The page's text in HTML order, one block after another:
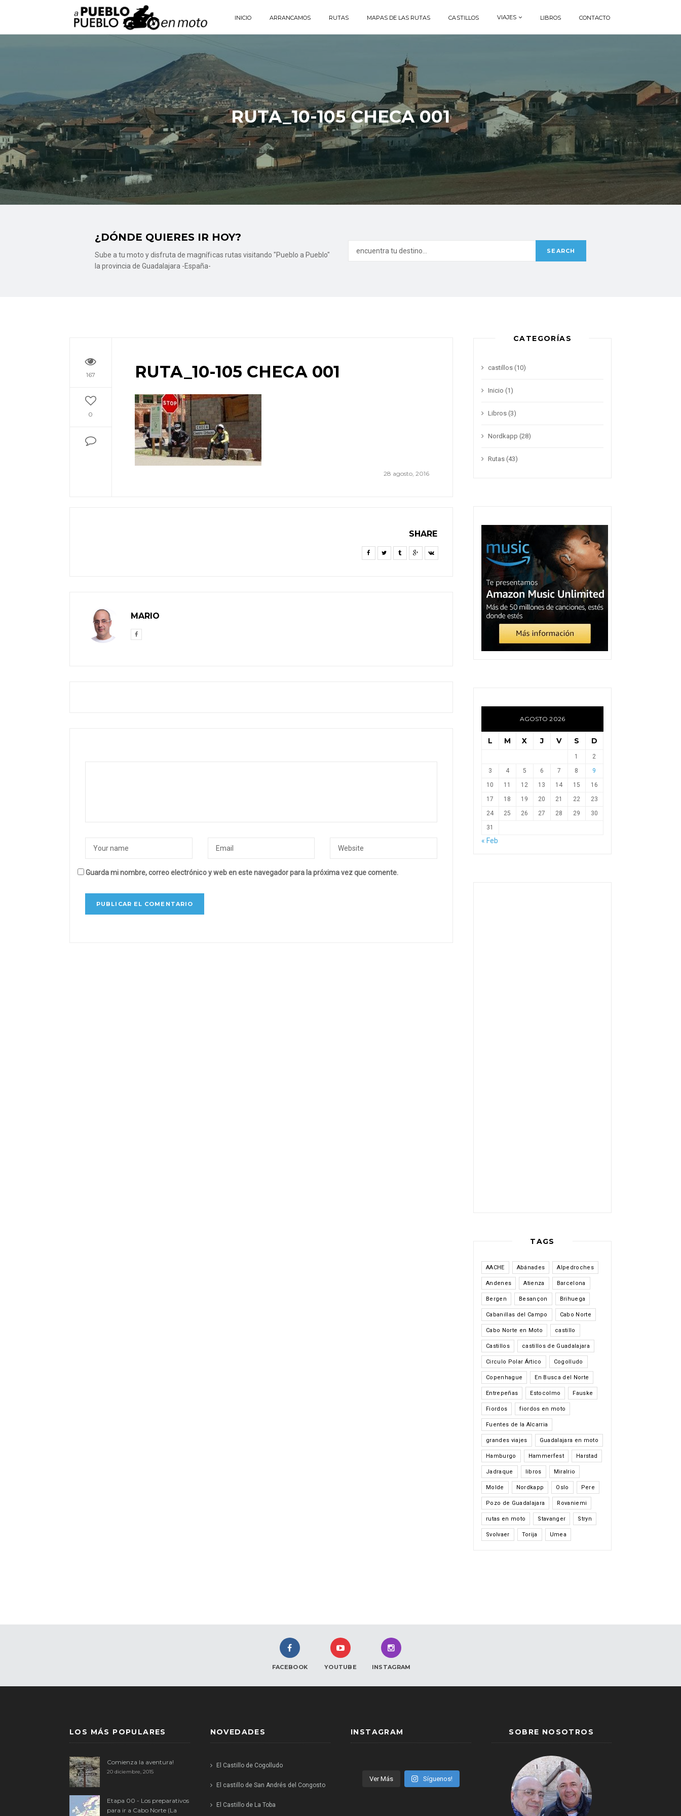
INICIO ARRANCAMOS RUTAS MAPAS DE LAS RUTAS CASTILLOS VIAJES LIBROS CONTACTO
RUTA_10-105 CHECA 001
¿DÓNDE QUIERES IR HOY?
Sube a tu moto y disfruta de magníficas rutas visitando "Pueblo a Pueblo"
la provincia de Guadalajara -España-
RUTA_10-105 CHECA 001
167
0
28 agosto, 2016
SHARE
MARIO
Guarda mi nombre, correo electrónico y web en este navegador para la próxima vez que comente.
CATEGORÍAS
castillos (10)
Inicio (1)
Libros (3)
Nordkapp (28)
Rutas (43)
AGOSTO 2026
L M X J V S D
1
2
3
4 5 6 7 8
9
10
11 12 13 14 15
16
17
18 19 20 21 22
23
24
25 26 27 28 29
30
31
« Feb
TAGS
AACHE Abánades Alpedroches
Andenes Atienza Barcelona
Bergen Besançon Brihuega
Cabanillas del Campo Cabo Norte
Cabo Norte en Moto castillo
Castillos castillos de Guadalajara
Circulo Polar Ártico Cogolludo
Copenhague En Busca del Norte
Entrepeñas Estocolmo Fauske
Fiordos fiordos en moto
Fuentes de la Alcarria
grandes viajes Guadalajara en moto
Hamburgo Hammerfest Harstad
Jadraque libros Miralrio
Molde Nordkapp Oslo Pere
Pozo de Guadalajara Rovaniemi
rutas en moto Stavanger Stryn
Svolvaer Torija Umea
FACEBOOK YOUTUBE INSTAGRAM
LOS MÁS POPULARES
Comienza la aventura!
20 diciembre, 2015
Etapa 00 - Los preparativos
para ir a Cabo Norte (La
NOVEDADES
El Castillo de Cogolludo
El castillo de San Andrés del Congosto
El Castillo de La Toba
INSTAGRAM
Ver Más Síguenos!
SOBRE NOSOTROS